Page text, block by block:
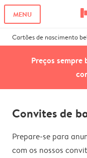
MENU
Cartões de nascimento
Preços
Convites de
Prepare-se para
com os nossos